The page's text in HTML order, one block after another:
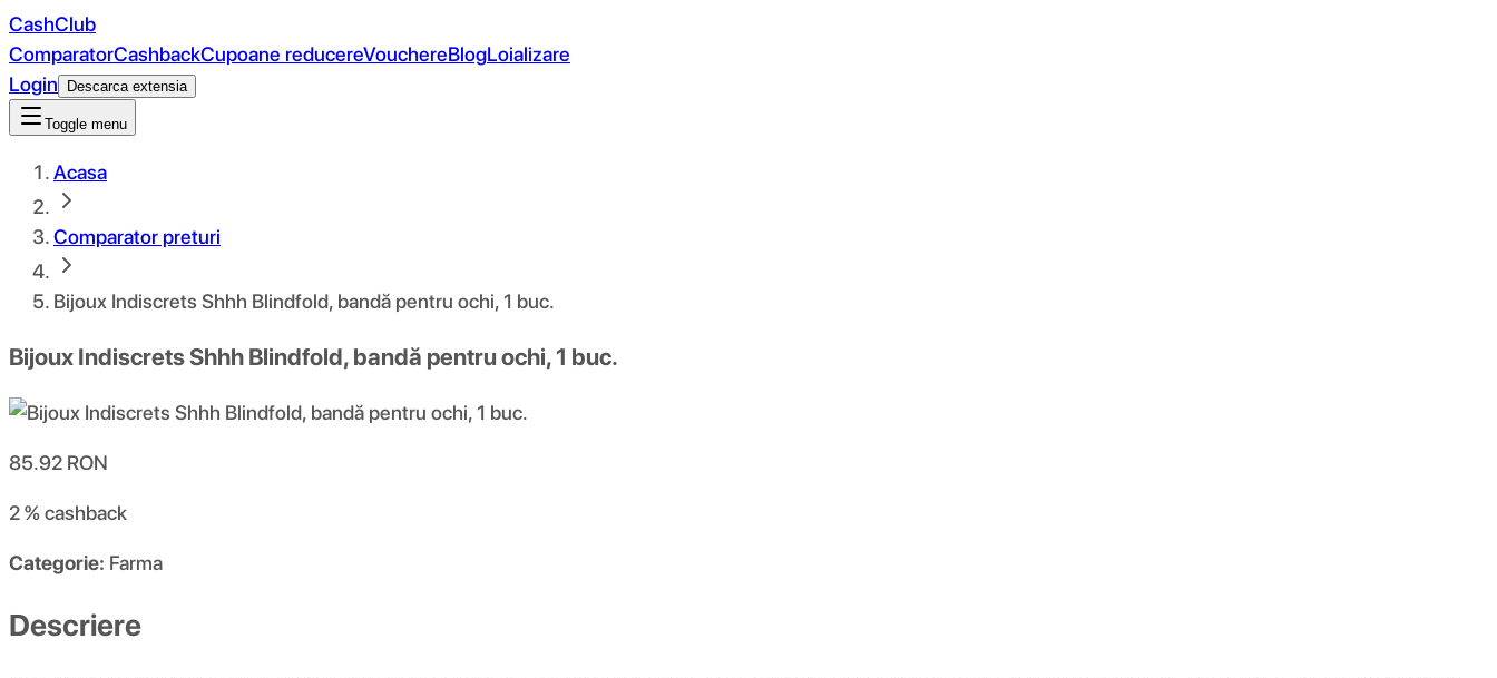
CashClub
ComparatorCashbackCupoane reducereVouchereBlogLoializare
Login
Descarca extensia
Toggle menu
Acasa
Comparator preturi
Bijoux Indiscrets Shhh Blindfold, bandă pentru ochi, 1 buc.
Bijoux Indiscrets Shhh Blindfold, bandă pentru ochi, 1 buc.
85.92 RON
2 %cashback
Categorie: Farma
Descriere